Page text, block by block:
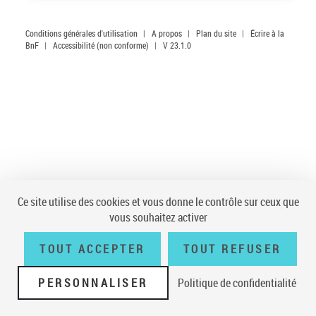
Conditions générales d'utilisation | A propos | Plan du site |
Écrire à la
BnF | Accessibilité (non conforme) | V 23.1.0
Ce site utilise des cookies et vous donne le contrôle sur ceux que
vous souhaitez activer
TOUT ACCEPTER TOUT REFUSER
PERSONNALISER Politique de confidentialité